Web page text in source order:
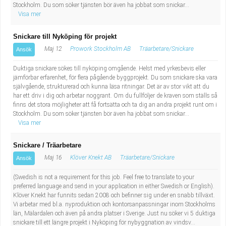
Stockholm. Du som söker tjänsten bör även ha jobbat som snickar...
Visa mer
Snickare till Nyköping för projekt
Ansök Maj 12 Prowork Stockholm AB Träarbetare/Snickare
Duktiga snickare sökes till nyköping omgående. Helst med yrkesbevis eller
jämförbar erfarenhet, för flera pågående byggprojekt. Du som snickare ska vara
självgående, strukturerad och kunna läsa ritningar. Det är av stor vikt att du
har ett driv i dig och arbetar noggrant. Om du fullföljer de kraven som ställs så
finns det stora möjligheter att få fortsätta och ta dig an andra projekt runt om i
Stockholm. Du som söker tjänsten bör även ha jobbat som snickar...
Visa mer
Snickare / Träarbetare
Ansök Maj 16 Klöver Knekt AB Träarbetare/Snickare
(Swedish is not a requirement for this job. Feel free to translate to your
preferred language and send in your application in either Swedish or English).
Klöver Knekt har funnits sedan 2008 och befinner sig under en snabb tillväxt.
Vi arbetar med bl.a. nyproduktion och kontorsanpassningar inom Stockholms
län, Mälardalen och även på andra platser i Sverige. Just nu söker vi 5 duktiga
snickare till ett längre projekt i Nyköping för nybyggnation av vindsv...